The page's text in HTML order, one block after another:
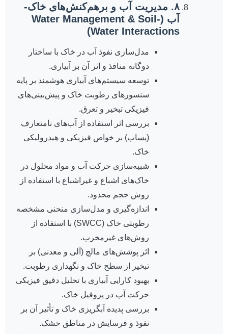
۸. مدیریت آب و برهم‌کنش‌های خاک-
آب (Water Management & Soil-
Water Interactions)
مدل‌سازی نفوذ آب در خاک با ساختار
دوگانه منافذ و اثر آن بر آبیاری.
توسعه سیستم‌های آبیاری هوشمند بر پایه
سنسورهای رطوبت خاک و پیش‌بینی‌های
فیزیکی تبخیر و تعرق.
بررسی اثر استفاده از آب‌های نامتعارف
(پساب) بر خواص فیزیکی و هیدرولیکی
خاک.
شبیه‌سازی حرکت آب و مواد محلول در
خاک‌های اشباع و غیراشباع با استفاده از
روش حجم محدود.
اندازه‌گیری و مدل‌سازی منحنی مشخصه
رطوبتی خاک (SWCC) با استفاده از
روش‌های غیرمخرب.
اثر پوشش‌های مالچ (آلی و معدنی) بر
تبخیر از سطح خاک و نگهداری رطوبت.
بهبود کارایی آبیاری با تحلیل دقیق فیزیکی
حرکت آب در پروفیل خاک.
بررسی پدیده آبگریزی خاک و تأثیر آن بر
نفوذ و فرسایش در مناطق خشک.